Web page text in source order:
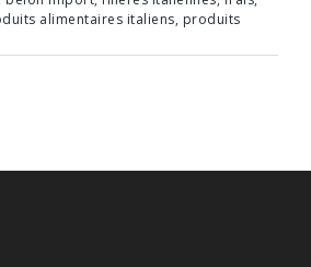
alimentaires italiens, produits